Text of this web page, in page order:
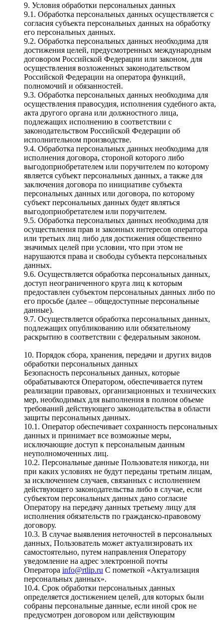
9. Условия обработки персональных данных
9.1. Обработка персональных данных осуществляется с
согласия субъекта персональных данных на обработку
его персональных данных.
9.2. Обработка персональных данных необходима для
достижения целей, предусмотренных международным
договором Российской Федерации или законом, для
осуществления возложенных законодательством
Российской Федерации на оператора функций,
полномочий и обязанностей.
9.3. Обработка персональных данных необходима для
осуществления правосудия, исполнения судебного акта,
акта другого органа или должностного лица,
подлежащих исполнению в соответствии с
законодательством Российской Федерации об
исполнительном производстве.
9.4. Обработка персональных данных необходима для
исполнения договора, стороной которого либо
выгодоприобретателем или поручителем по которому
является субъект персональных данных, а также для
заключения договора по инициативе субъекта
персональных данных или договора, по которому
субъект персональных данных будет являться
выгодоприобретателем или поручителем.
9.5. Обработка персональных данных необходима для
осуществления прав и законных интересов оператора
или третьих лиц либо для достижения общественно
значимых целей при условии, что при этом не
нарушаются права и свободы субъекта персональных
данных.
9.6. Осуществляется обработка персональных данных,
доступ неограниченного круга лиц к которым
предоставлен субъектом персональных данных либо по
его просьбе (далее – общедоступные персональные
данные).
9.7. Осуществляется обработка персональных данных,
подлежащих опубликованию или обязательному
раскрытию в соответствии с федеральным законом.
10. Порядок сбора, хранения, передачи и других видов
обработки персональных данных
Безопасность персональных данных, которые
обрабатываются Оператором, обеспечивается путем
реализации правовых, организационных и технических
мер, необходимых для выполнения в полном объеме
требований действующего законодательства в области
защиты персональных данных.
10.1. Оператор обеспечивает сохранность персональных
данных и принимает все возможные меры,
исключающие доступ к персональным данным
неуполномоченных лиц.
10.2. Персональные данные Пользователя никогда, ни
при каких условиях не будут переданы третьим лицам,
за исключением случаев, связанных с исполнением
действующего законодательства либо в случае, если
субъектом персональных данных дано согласие
Оператору на передачу данных третьему лицу для
исполнения обязательств по гражданско-правовому
договору.
10.3. В случае выявления неточностей в персональных
данных, Пользователь может актуализировать их
самостоятельно, путем направления Оператору
уведомление на адрес электронной почты
Оператора info@rtlip.ru С пометкой «Актуализация
персональных данных».
10.4. Срок обработки персональных данных
определяется достижением целей, для которых были
собраны персональные данные, если иной срок не
предусмотрен договором или действующим